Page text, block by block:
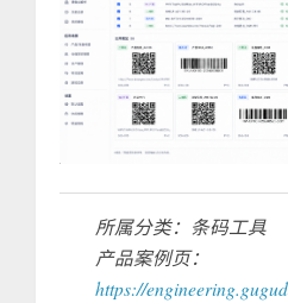
所属分类：条码工具
产品案例页：
https://